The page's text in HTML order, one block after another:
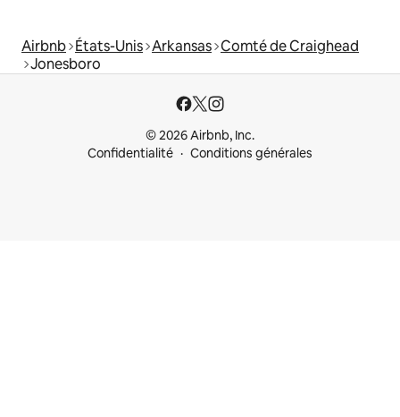
Airbnb États-Unis Arkansas Comté de Craighead
Jonesboro
© 2026 Airbnb, Inc.
Confidentialité
Conditions générales